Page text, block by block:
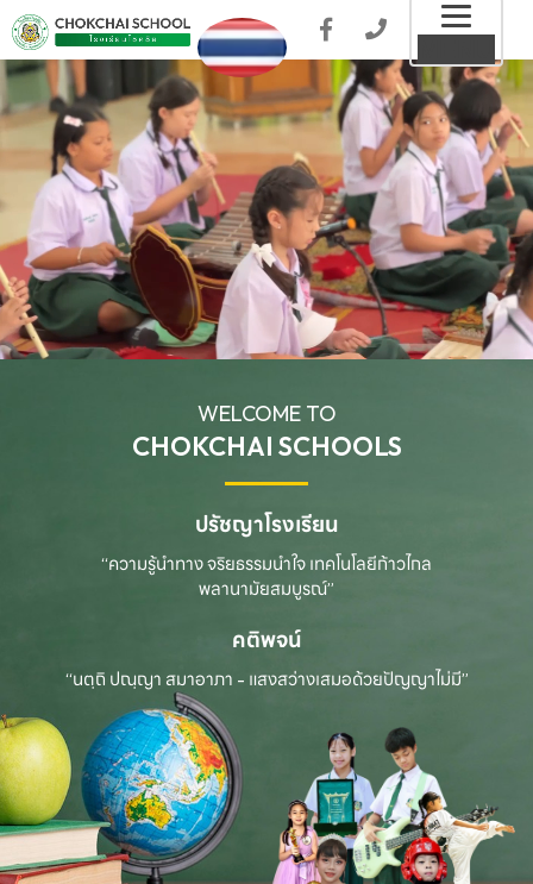
WELCOME TO
CHOKCHAI SCHOOLS
ปรัชญาโรงเรียน
“ความรู้นำทาง จริยธรรมนำใจ เทคโนโลยีก้าวไกล
พลานามัยสมบูรณ์”
คติพจน์
“นตฺถิ ปณฺญา สมาอาภา - แสงสว่างเสมอด้วยปัญญาไม่มี”